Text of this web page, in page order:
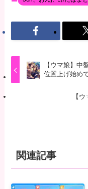
【ウマ娘】中
位置上げ始め
【
関連記事